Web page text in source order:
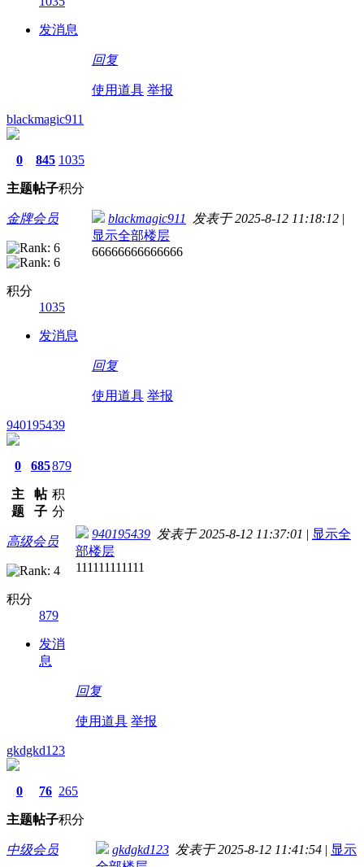
发消息
回复
使用道具 举报
blackmagic911
0
主题
845
帖子
1035
积分
金牌会员
积分
1035
发消息
blackmagic911 发表于 2025-8-12 11:18:12 |
显示全部楼层
66666666666666
回复
使用道具 举报
940195439
0
主
题
685
帖
子
879
积
分
高级会员
积分
879
发消
息
940195439 发表于 2025-8-12 11:37:01 | 显示全
部楼层
111111111111
回复
使用道具 举报
gkdgkd123
0
主题
76
帖子
265
积分
中级会员 gkdgkd123 发表于 2025-8-12 11:41:54 | 显示